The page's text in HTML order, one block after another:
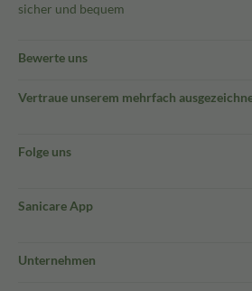
sicher und bequem
Bewerte uns
Vertraue unserem mehrfach
Folge uns
Sanicare App
Unternehmen